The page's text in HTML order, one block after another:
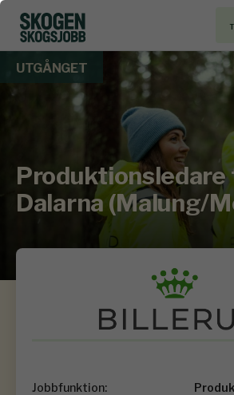
UTGÅNGET
Dalarna (Malung/
Jobbfunktion: